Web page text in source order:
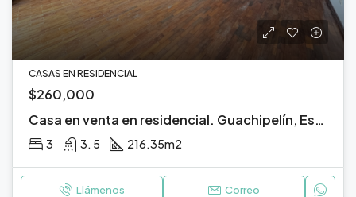
CASAS EN RESIDENCIAL
$260,000
Casa en venta en residencial. Guachipelín, Escazú, San José.
3 3. 5 216.35m2
Llámenos Correo